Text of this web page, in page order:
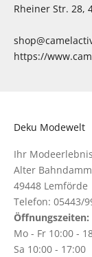
Rheiner Str. 28,
https://
Deku Modewelt
Ihr
Alter
49448 Lemförde
Telefon: 05443/
Öffnungszeiten:
Mo - Fr 10:00 -
Sa 10:00 - 17:00